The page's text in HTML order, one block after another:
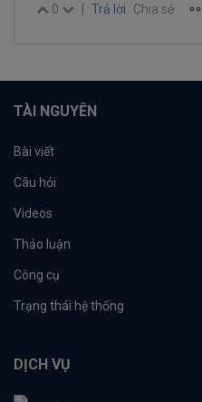
0 Trả lời Chia sẻ
TÀI NGUYÊN
Bài viết
Câu hỏi
Videos
Thảo luận
Công cụ
Trạng thái hệ thống
DỊCH VỤ